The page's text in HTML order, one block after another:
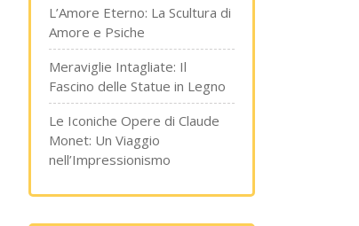
L’Amore Eterno: La Scultura di
Amore e Psiche
Meraviglie Intagliate: Il
Fascino delle Statue in Legno
Le Iconiche Opere di Claude
Monet: Un Viaggio
nell’Impressionismo